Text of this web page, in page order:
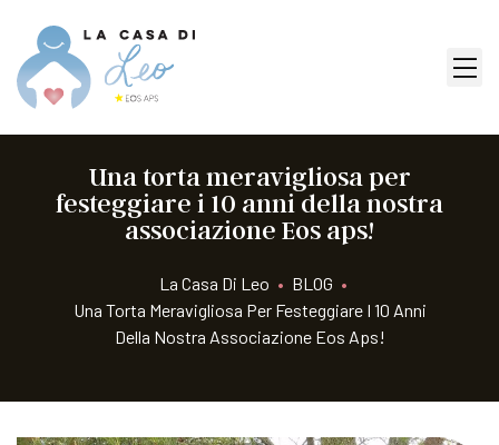
Una torta meravigliosa per
festeggiare i 10 anni della nostra
associazione Eos aps!
La Casa Di Leo • BLOG •
Una Torta Meravigliosa Per Festeggiare I 10 Anni
Della Nostra Associazione Eos Aps!